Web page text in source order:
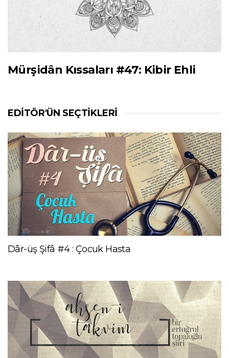
Mürşidân Kıssaları #47: Kibir Ehli
EDITÖR'ÜN SEÇTIKLERI
Dâr-üş Şifâ #4 : Çocuk Hasta